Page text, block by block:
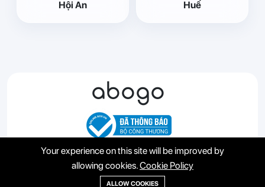
Hội An Huế
abogo
Your experience on this site will be improved by
allowing cookies.Cookie Policy
ALLOW COOKIES
Tin nhắn